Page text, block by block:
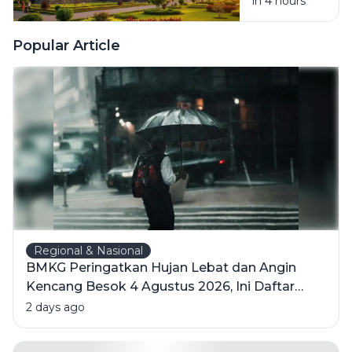
Legenda
Roro
Popular Article
Regional & Nasional
BMKG Peringatkan Hujan Lebat dan Angin
Kencang Besok 4 Agustus 2026, Ini Daftar
Wilayahnya
2 days ago